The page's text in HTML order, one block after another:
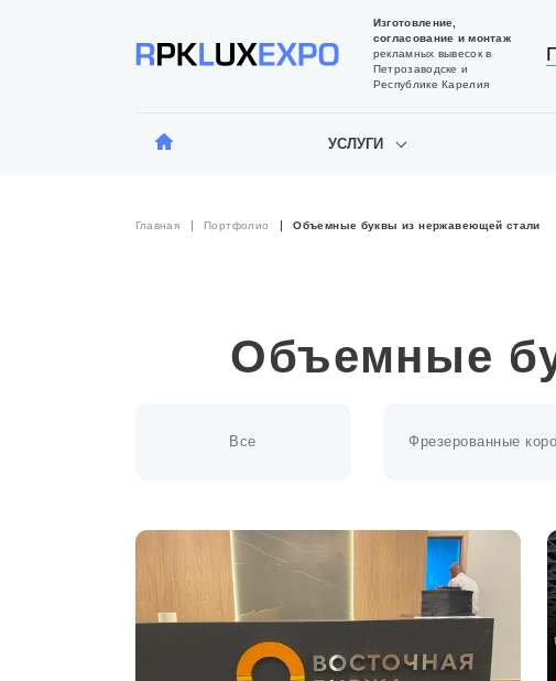
Изготовление,
согласование и монтаж
рекламных вывесок в
Петрозаводске и
Республике Карелия
УСЛУГИ
Главная Портфолио Объемные буквы из нержавеющей стали
Объемные
Все Фрезерованные